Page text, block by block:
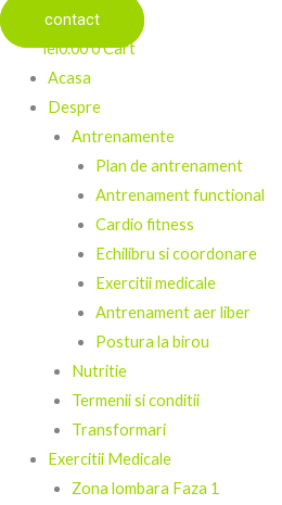
contact
lei0.000Cart
Acasa
Despre
Antrenamente
Plan de antrenament
Antrenament functional
Cardio fitness
Echilibru si coordonare
Exercitii medicale
Antrenament aer liber
Postura la birou
Nutritie
Termenii si conditii
Transformari
Exercitii Medicale
Zona lombara Faza 1